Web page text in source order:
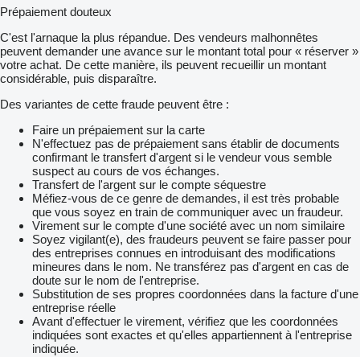
Prépaiement douteux
C'est l'arnaque la plus répandue. Des vendeurs malhonnêtes
peuvent demander une avance sur le montant total pour « réserver »
votre achat. De cette manière, ils peuvent recueillir un montant
considérable, puis disparaître.
Des variantes de cette fraude peuvent être :
Faire un prépaiement sur la carte
N'effectuez pas de prépaiement sans établir de documents
confirmant le transfert d'argent si le vendeur vous semble
suspect au cours de vos échanges.
Transfert de l'argent sur le compte séquestre
Méfiez-vous de ce genre de demandes, il est très probable
que vous soyez en train de communiquer avec un fraudeur.
Virement sur le compte d'une société avec un nom similaire
Soyez vigilant(e), des fraudeurs peuvent se faire passer pour
des entreprises connues en introduisant des modifications
mineures dans le nom. Ne transférez pas d'argent en cas de
doute sur le nom de l'entreprise.
Substitution de ses propres coordonnées dans la facture d'une
entreprise réelle
Avant d'effectuer le virement, vérifiez que les coordonnées
indiquées sont exactes et qu'elles appartiennent à l'entreprise
indiquée.